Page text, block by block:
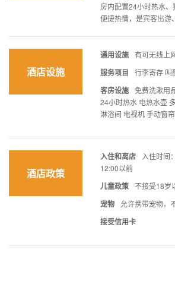
房内配置24小时热水
便捷热情，是宾客出游
酒店设施
通用设施 有可无线上
服务项目 行李寄存 叫
客房设施 免费洗漱用
24小时热水 电热水壶
淋浴间 电视机 手动窗
酒店政策
入住和离店
入住时间
12:00以前
儿童政策 不接受18岁
宠物 允许携带宠物，
接受信用卡